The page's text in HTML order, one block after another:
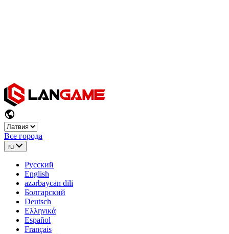
Все города
ru
Русский
English
azərbaycan dili
Болгарский
Deutsch
Ελληνικά
Español
Français